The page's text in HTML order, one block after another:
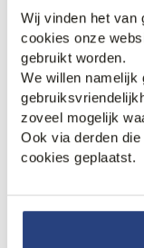
Wij vinden het van
cookies onze
gebruikt worden.
We willen namelijk
zoveel mogelijk
Ook via derden
cookies geplaatst.
Recent